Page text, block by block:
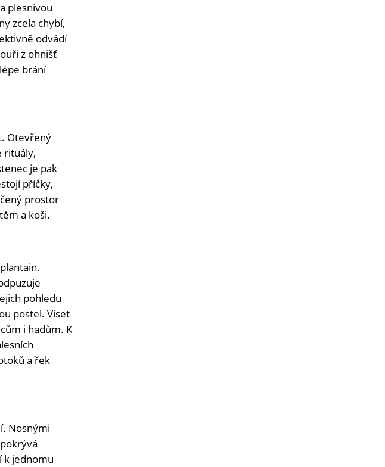
plesnivou
zcela chybí,
odvádí
z ohnišť
brání
Otevřený
rituály,
je pak
příčky,
prostor
a koši.
pohledu
postel. Viset
i hadům. K
a řek
Nosnými
k jednomu